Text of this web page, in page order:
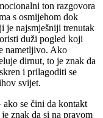
ton razgovora
s osmijehom dok
je najsmješniji trenutak
duži pogled koji
nametljivo. Ako
dirnut, to je znak da
i prilagoditi se
svijet.
se čini da kontakt
znak da si na pravom